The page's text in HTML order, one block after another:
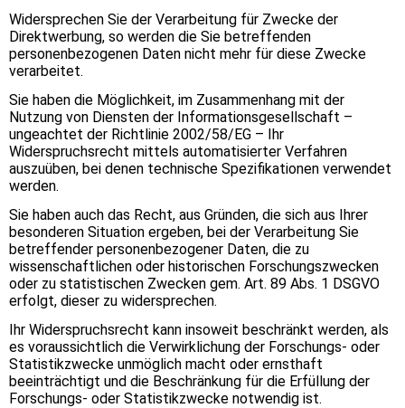
Widersprechen Sie der Verarbeitung für Zwecke der
Direktwerbung, so werden die Sie betreffenden
personenbezogenen Daten nicht mehr für diese Zwecke
verarbeitet.
Sie haben die Möglichkeit, im Zusammenhang mit der
Nutzung von Diensten der Informationsgesellschaft –
ungeachtet der Richtlinie 2002/58/EG – Ihr
Widerspruchsrecht mittels automatisierter Verfahren
auszuüben, bei denen technische Spezifikationen verwendet
werden.
Sie haben auch das Recht, aus Gründen, die sich aus Ihrer
besonderen Situation ergeben, bei der Verarbeitung Sie
betreffender personenbezogener Daten, die zu
wissenschaftlichen oder historischen Forschungszwecken
oder zu statistischen Zwecken gem. Art. 89 Abs. 1 DSGVO
erfolgt, dieser zu widersprechen.
Ihr Widerspruchsrecht kann insoweit beschränkt werden, als
es voraussichtlich die Verwirklichung der Forschungs- oder
Statistikzwecke unmöglich macht oder ernsthaft
beeinträchtigt und die Beschränkung für die Erfüllung der
Forschungs- oder Statistikzwecke notwendig ist.